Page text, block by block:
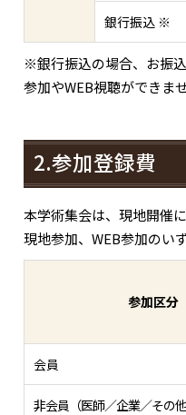
銀行振込 ※
※銀行振込の場合、お振
参加やWEB視聴ができま
2.参加登録費
本学術集会は、現地開催
現地参加、WEB参加のい
参加区分
会員
非会員（医師／企業／その他